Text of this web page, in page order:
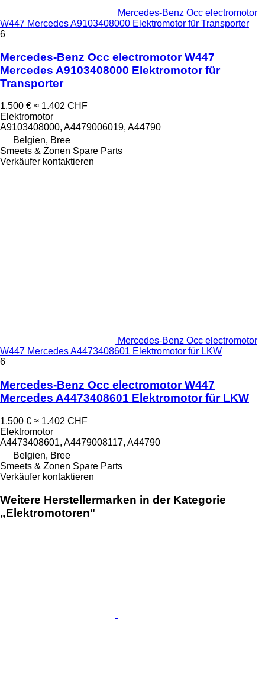
Mercedes-Benz Occ electromotor
W447 Mercedes A9103408000 Elektromotor für Transporter
6
Mercedes-Benz Occ electromotor W447
Mercedes A9103408000 Elektromotor für
Transporter
1.500 € ≈ 1.402 CHF
Elektromotor
A9103408000, A4479006019, A44790
Belgien, Bree
Smeets & Zonen Spare Parts
Verkäufer kontaktieren
Mercedes-Benz Occ electromotor
W447 Mercedes A4473408601 Elektromotor für LKW
6
Mercedes-Benz Occ electromotor W447
Mercedes A4473408601 Elektromotor für LKW
1.500 € ≈ 1.402 CHF
Elektromotor
A4473408601, A4479008117, A44790
Belgien, Bree
Smeets & Zonen Spare Parts
Verkäufer kontaktieren
Weitere Herstellermarken in der Kategorie
„Elektromotoren"